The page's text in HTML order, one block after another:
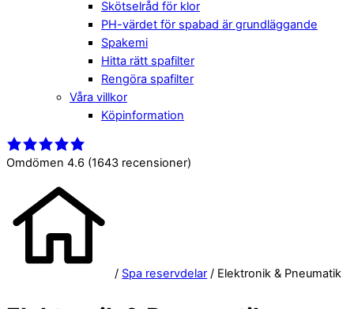
Skötselråd för klor
PH-värdet för spabad är grundläggande
Spakemi
Hitta rätt spafilter
Rengöra spafilter
Våra villkor
Köpinformation
Close
Menu
Menu
Omdömen 4.6 (1643 recensioner)
/ Spa reservdelar / Elektronik & Pneumatik